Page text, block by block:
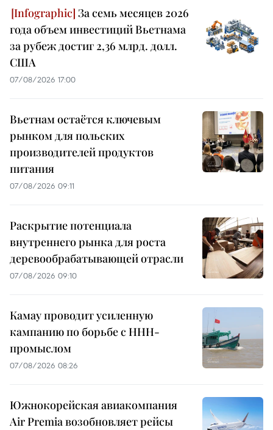
За семь месяцев 2026
года объем инвестиций Вьетнама
за рубеж достиг 2,36 млрд. долл.
США
07/08/2026 17:00
Вьетнам остаётся ключевым
рынком для польских
производителей продуктов
питания
07/08/2026 09:11
Раскрытие потенциала
внутреннего рынка для роста
деревообрабатывающей отрасли
07/08/2026 09:10
Камау проводит усиленную
кампанию по борьбе с ННН-
промыслом
07/08/2026 08:26
Южнокорейская авиакомпания
Air Premia возобновляет рейсы